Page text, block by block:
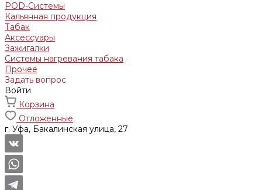
POD-Системы
Кальянная продукция
Табак
Аксессуары
Зажигалки
Системы нагревания табака
Прочее
Задать вопрос
Войти
Корзина
Отложенные
г. Уфа, Бакалинская улица, 27